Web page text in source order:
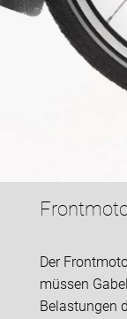
Der
müssen
Belastungen